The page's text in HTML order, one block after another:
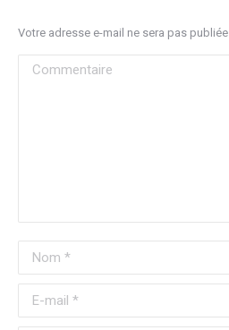
Votre adresse e-mail ne sera pas publiée
Commentaire
Nom *
E-mail *